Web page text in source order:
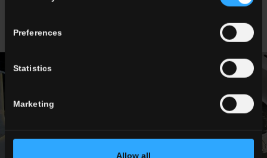
Preferences
Statistics
Marketing
Allow all